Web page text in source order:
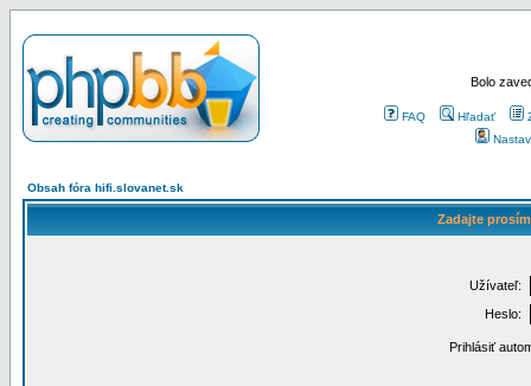
Bolo
FAQ Hľadať
Obsah fóra hifi.slovanet.sk
Zadajte
Užívateľ:
Heslo:
Prihlásiť